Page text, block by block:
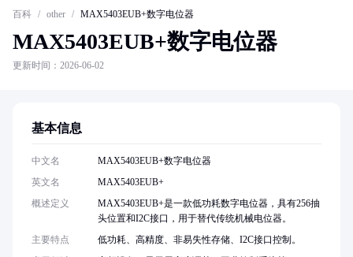
百科 / other / MAX5403EUB+数字电位器
MAX5403EUB+数字电位器
更新时间：2026-06-02
基本信息
中文名
MAX5403EUB+数字电位器
英文名
MAX5403EUB+
概述定义
MAX5403EUB+是一款低功耗数字电位器，具有256抽
头位置和I2C接口，用于替代传统机械电位器。
主要特点
低功耗、高精度、非易失性存储、I2C接口控制。